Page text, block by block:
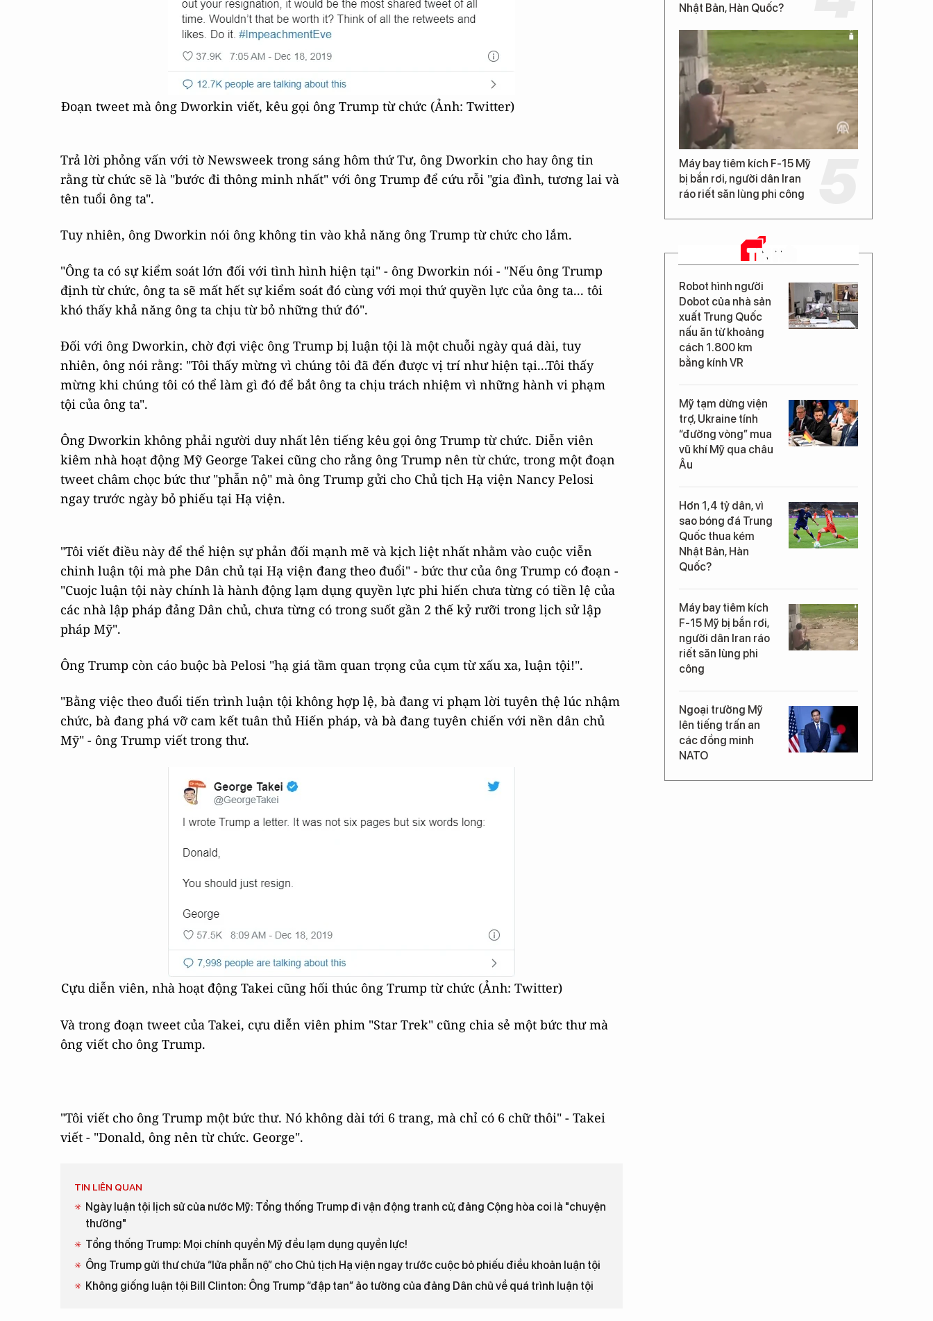
Đoạn tweet mà ông Dworkin viết, kêu gọi ông Trump từ chức (Ảnh: Twitter)
Trả lời phỏng vấn với tờ Newsweek trong sáng hôm thứ Tư, ông Dworkin cho hay ông tin
rằng từ chức sẽ là "bước đi thông minh nhất" với ông Trump để cứu rỗi "gia đình, tương lai và
tên tuổi ông ta".
Tuy nhiên, ông Dworkin nói ông không tin vào khả năng ông Trump từ chức cho lắm.
"Ông ta có sự kiểm soát lớn đối với tình hình hiện tại" - ông Dworkin nói - "Nếu ông Trump
định từ chức, ông ta sẽ mất hết sự kiểm soát đó cùng với mọi thứ quyền lực của ông ta... tôi
khó thấy khả năng ông ta chịu từ bỏ những thứ đó".
Đối với ông Dworkin, chờ đợi việc ông Trump bị luận tội là một chuỗi ngày quá dài, tuy
nhiên, ông nói rằng: "Tôi thấy mừng vì chúng tôi đã đến được vị trí như hiện tại...Tôi thấy
mừng khi chúng tôi có thể làm gì đó để bắt ông ta chịu trách nhiệm vì những hành vi phạm
tội của ông ta".
Ông Dworkin không phải người duy nhất lên tiếng kêu gọi ông Trump từ chức. Diễn viên
kiêm nhà hoạt động Mỹ George Takei cũng cho rằng ông Trump nên từ chức, trong một đoạn
tweet châm chọc bức thư "phẫn nộ" mà ông Trump gửi cho Chủ tịch Hạ viện Nancy Pelosi
ngay trước ngày bỏ phiếu tại Hạ viện.
"Tôi viết điều này để thể hiện sự phản đối mạnh mẽ và kịch liệt nhất nhằm vào cuộc viễn
chinh luận tội mà phe Dân chủ tại Hạ viện đang theo đuổi" - bức thư của ông Trump có đoạn -
"Cuojc luận tội này chính là hành động lạm dụng quyền lực phi hiến chưa từng có tiền lệ của
các nhà lập pháp đảng Dân chủ, chưa từng có trong suốt gần 2 thế kỷ rưỡi trong lịch sử lập
pháp Mỹ".
Ông Trump còn cáo buộc bà Pelosi "hạ giá tầm quan trọng của cụm từ xấu xa, luận tội!".
"Bằng việc theo đuổi tiến trình luận tội không hợp lệ, bà đang vi phạm lời tuyên thệ lúc nhậm
chức, bà đang phá vỡ cam kết tuân thủ Hiến pháp, và bà đang tuyên chiến với nền dân chủ
Mỹ" - ông Trump viết trong thư.
Cựu diễn viên, nhà hoạt động Takei cũng hối thúc ông Trump từ chức (Ảnh: Twitter)
Và trong đoạn tweet của Takei, cựu diễn viên phim "Star Trek" cũng chia sẻ một bức thư mà
ông viết cho ông Trump.
"Tôi viết cho ông Trump một bức thư. Nó không dài tới 6 trang, mà chỉ có 6 chữ thôi" - Takei
viết - "Donald, ông nên từ chức. George".
TIN LIÊN QUAN
Ngày luận tội lịch sử của nước Mỹ: Tổng thống Trump đi vận động tranh cử, đảng Cộng hòa coi là "chuyện
thường"
Tổng thống Trump: Mọi chính quyền Mỹ đều lạm dụng quyền lực!
Ông Trump gửi thư chứa “lửa phẫn nộ” cho Chủ tịch Hạ viện ngay trước cuộc bỏ phiếu điều khoản luận tội
Không giống luận tội Bill Clinton: Ông Trump “đập tan” ảo tưởng của đảng Dân chủ về quá trình luận tội
Nhật Bản, Hàn Quốc?
Máy bay tiêm kích F-15 Mỹ
bị bắn rơi, người dân Iran
ráo riết săn lùng phi công
TIN MỚI
Robot hình người
Dobot của nhà sản
xuất Trung Quốc
nấu ăn từ khoảng
cách 1.800 km
bằng kính VR
Mỹ tạm dừng viện
trợ, Ukraine tính
“đường vòng” mua
vũ khí Mỹ qua châu
Âu
Hơn 1,4 tỷ dân, vì
sao bóng đá Trung
Quốc thua kém
Nhật Bản, Hàn
Quốc?
Máy bay tiêm kích
F-15 Mỹ bị bắn rơi,
người dân Iran ráo
riết săn lùng phi
công
Ngoại trưởng Mỹ
lên tiếng trấn an
các đồng minh
NATO